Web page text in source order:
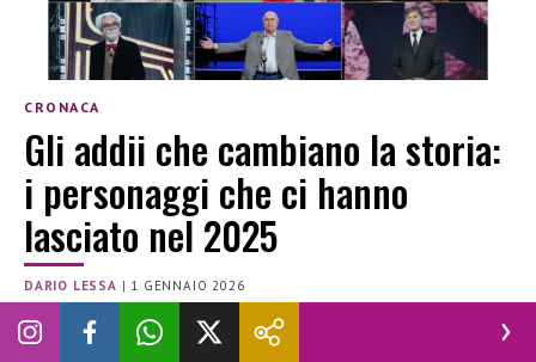
CRONACA
Gli addii che cambiano la storia:
i personaggi che ci hanno
lasciato nel 2025
DARIO LESSA | 1 GENNAIO 2026
CINEMA GIORGIO ARMANI MODA
PAPA FRANCESCO
PERSONAGGI